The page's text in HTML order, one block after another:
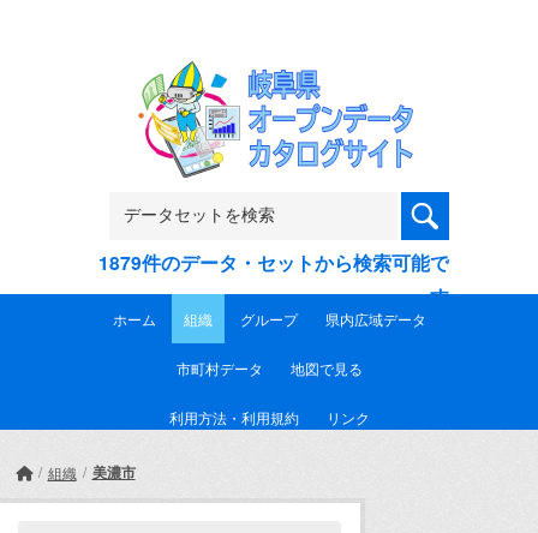
1879件のデータ・セットから検索可能で
す
ホーム 組織 グループ 県内広域データ
市町村データ 地図で見る
利用方法・利用規約 リンク
組織 美濃市